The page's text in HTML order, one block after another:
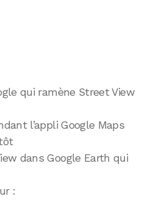
qui ramène Street View
l’appli Google Maps
dans Google Earth qui
: